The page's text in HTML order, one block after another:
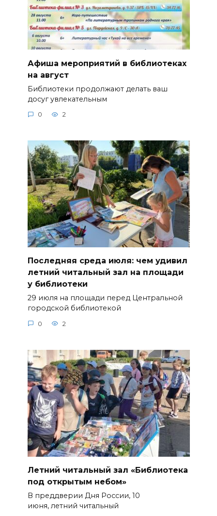
Афиша мероприятий в библиотеках
на август
Библиотеки продолжают делать ваш
досуг увлекательным
0 2
Последняя среда июля: чем удивил
летний читальный зал на площади
у библиотеки
29 июля на площади перед Центральной
городской библиотекой
0 2
Летний читальный зал «Библиотека
под открытым небом»
В преддверии Дня России, 10
июня, летний читальный